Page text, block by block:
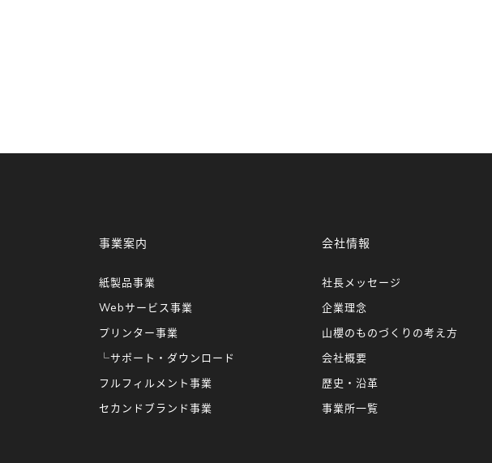
事業案内
紙製品事業
Webサービス事業
プリンター事業
└サポート・ダウンロード
フルフィルメント事業
セカンドブランド事業
会社情報
社長メッセージ
企業理念
山櫻のものづくりの考え方
会社概要
歴史・沿革
事業所一覧